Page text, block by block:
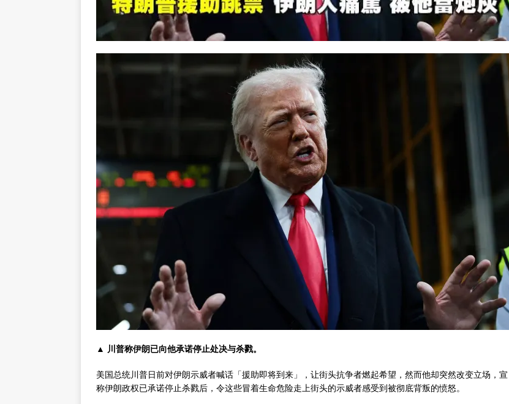
▲ 川普称伊朗已向他承诺停止处决与杀戮。
美国总统川普日前对伊朗示威者喊话「援助即将到来」，让街头抗争者燃起希望，然而他却突然改变立场，宣
称伊朗政权已承诺停止杀戮后，令这些冒着生命危险走上街头的示威者感受到被彻底背叛的愤怒。